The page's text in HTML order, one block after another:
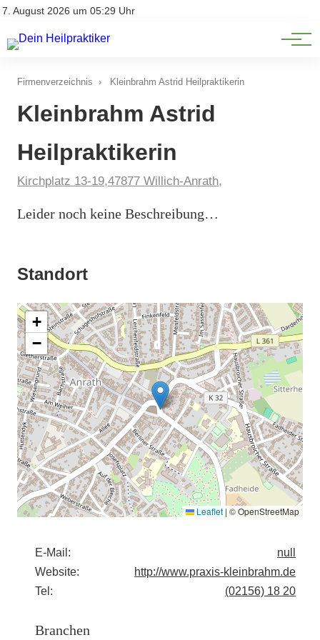
7. August 2026 um 05:29 Uhr
Impressum
Natürliche Medizin
Heilpflanzen & Kräuterkunde
Firmenverzeichnis › Kleinbrahm Astrid Heilpraktikerin
Kleinbrahm Astrid
Heilpraktikerin
Kirchplatz 13-19,47877 Willich-Anrath,
Leider noch keine Beschreibung…
Standort
+
−
Leaflet | © OpenStreetMap
E-Mail:
null
Website:
http://www.praxis-kleinbrahm.de
Tel:
(02156) 18 20
Branchen